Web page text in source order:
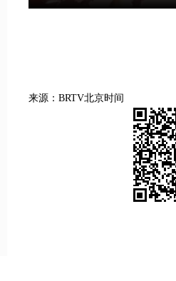
来源：BRTV北京时间